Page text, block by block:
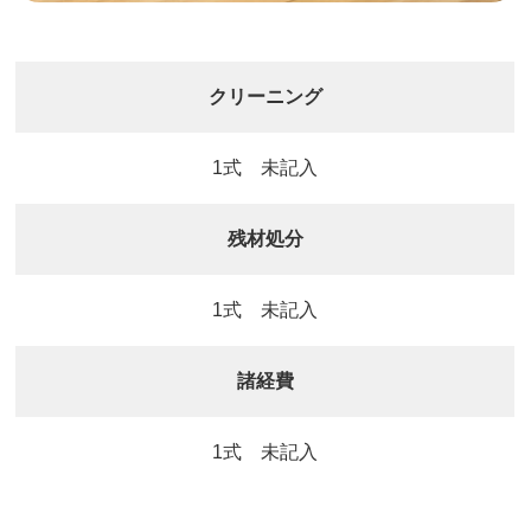
クリーニング
1式 未記入
残材処分
1式 未記入
諸経費
1式 未記入